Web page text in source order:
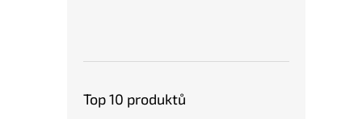
Top 10 produktů